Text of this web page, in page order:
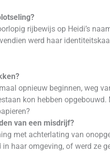
rijbewijs op Heidi’s
werd haar
opnieuw beginnen, weg
kon hebben
van een misdrijf?
met achterlating van
haar omgeving, of werd ze